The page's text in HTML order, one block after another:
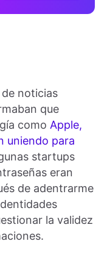
noticias
que
como Apple,
uniendo para
startups
eran
de adentrarme
la validez